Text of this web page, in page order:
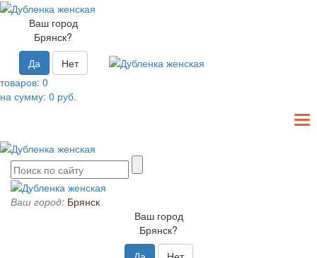
Ваш город
Брянск?
Да
Нет
товаров: 0
на сумму: 0 руб.
Ваш город: Брянск
Ваш город
Брянск?